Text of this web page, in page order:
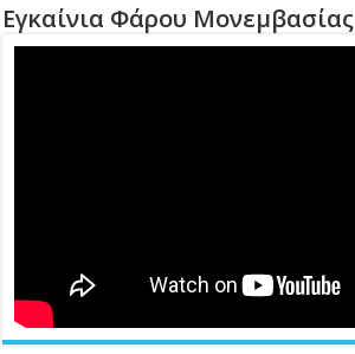
Εγκαίνια Φάρου Μονεμβασίας